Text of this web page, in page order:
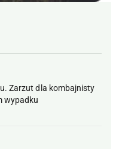
Zarzut dla kombajnisty
wypadku